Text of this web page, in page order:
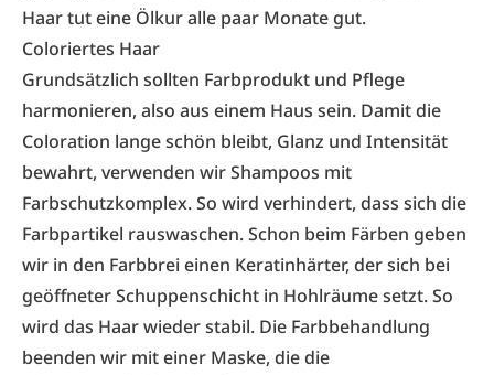
Haar tut eine Ölkur alle paar Monate gut.
Coloriertes Haar
Grundsätzlich sollten Farbprodukt und Pflege
harmonieren, also aus einem Haus sein. Damit die
Coloration lange schön bleibt, Glanz und Intensität
bewahrt, verwenden wir Shampoos mit
Farbschutzkomplex. So wird verhindert, dass sich die
Farbpartikel rauswaschen. Schon beim Färben geben
wir in den Farbbrei einen Keratinhärter, der sich bei
geöffneter Schuppenschicht in Hohlräume setzt. So
wird das Haar wieder stabil. Die Farbbehandlung
beenden wir mit einer Maske, die die